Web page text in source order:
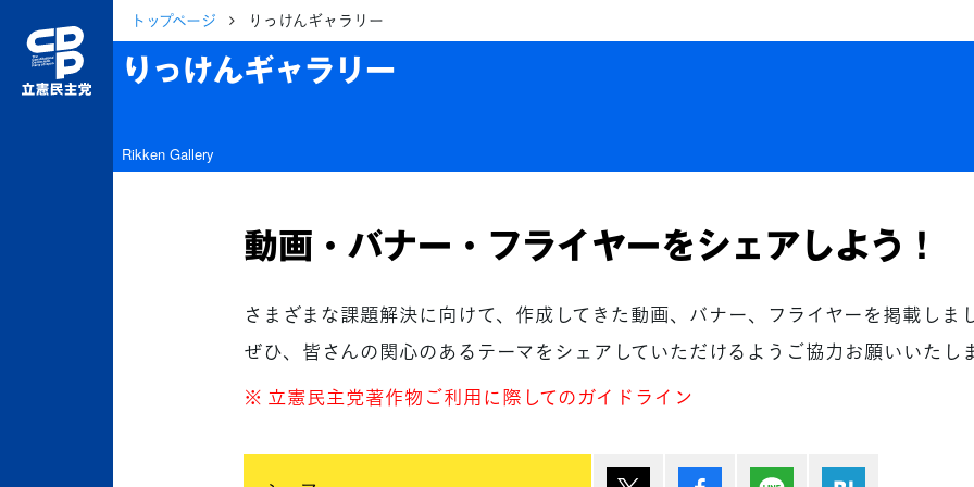
トップページ りっけんギャラリー
りっけんギャラリー
Rikken Gallery
動画・バナー・フライヤーをシェアしよう！
さまざまな課題解決に向けて、作成してきた動画、バナー、フライヤーを掲載しま
ぜひ、皆さんの関心のあるテーマをシェアしていただけるようご協力お願いいたし
※ 立憲民主党著作物ご利用に際してのガイドライン
ポスト シェア Lineで送る